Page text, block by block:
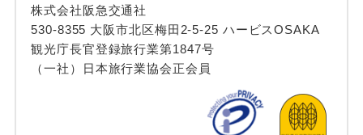
株式会社阪急交通社
530-8355 大阪市北区梅田2-5-25 ハービスOSAKA
観光庁長官登録旅行業第1847号
（一社）日本旅行業協会正会員